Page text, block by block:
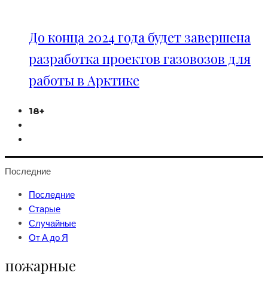
До конца 2024 года будет завершена
разработка проектов газовозов для
работы в Арктике
18+
Последние
Последние
Старые
Случайные
От А до Я
пожарные